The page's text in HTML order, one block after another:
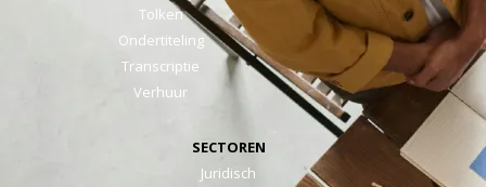
Tolken
Ondertiteling
Transcriptie
Verhuur
SECTOREN
Juridisch